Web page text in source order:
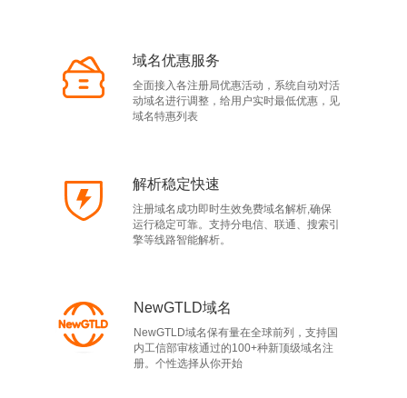
域名优惠服务
全面接入各注册局优惠活动，系统自动对活
动域名进行调整，给用户实时最低优惠，见
域名特惠列表
解析稳定快速
注册域名成功即时生效免费域名解析,确保
运行稳定可靠。支持分电信、联通、搜索引
擎等线路智能解析。
NewGTLD域名
NewGTLD域名保有量在全球前列，支持国
内工信部审核通过的100+种新顶级域名注
册。个性选择从你开始